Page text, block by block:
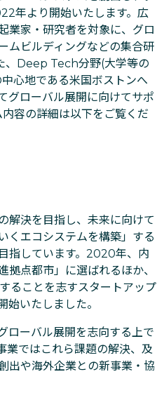
年より開始いたします。広
業家・研究者を対象に、グロ
ムビルディングなどの集合研
、Deep Tech分野(大学等の
心地である米国ボストンへ
グローバル展開に向けてサポ
容の詳細は以下をご覧くだ
解決を目指し、未来に向けて
くエコシステムを構築」する
指しています。2020年、内
点都市」に選ばれるほか、
ることを志すスタートアップ
いたしました。
ローバル展開を志向する上で
業ではこれら課題の解決、及
出や海外企業との新事業・協